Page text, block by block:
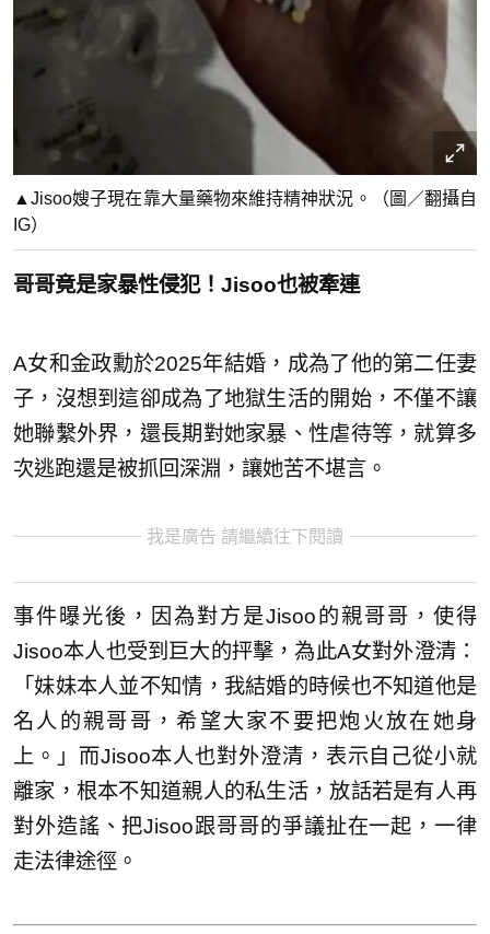
▲Jisoo嫂子現在靠大量藥物來維持精神狀況。（圖／翻攝自
IG）
哥哥竟是家暴性侵犯！Jisoo也被牽連
A女和金政勳於2025年結婚，成為了他的第二任妻
子，沒想到這卻成為了地獄生活的開始，不僅不讓
她聯繫外界，還長期對她家暴、性虐待等，就算多
次逃跑還是被抓回深淵，讓她苦不堪言。
我是廣告 請繼續往下閱讀
事件曝光後，因為對方是Jisoo的親哥哥，使得
Jisoo本人也受到巨大的抨擊，為此A女對外澄清：
「妹妹本人並不知情，我結婚的時候也不知道他是
名人的親哥哥，希望大家不要把炮火放在她身
上。」而Jisoo本人也對外澄清，表示自己從小就
離家，根本不知道親人的私生活，放話若是有人再
對外造謠、把Jisoo跟哥哥的爭議扯在一起，一律
走法律途徑。